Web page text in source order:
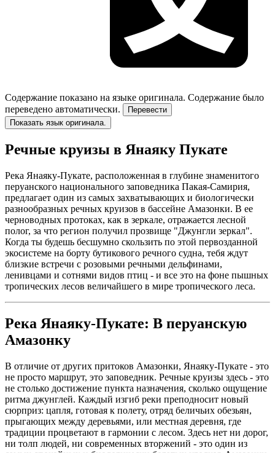
Содержание показано на языке оригинала. Содержание было
переведено автоматически.
Перевести
Показать язык оригинала.
Речные круизы в Янаяку Пукате
Река Янаяку-Пукате, расположенная в глубине знаменитого
перуанского национального заповедника Пакая-Самирия,
предлагает один из самых захватывающих и биологически
разнообразных речных круизов в бассейне Амазонки. В ее
черноводных протоках, как в зеркале, отражается лесной
полог, за что регион получил прозвище "Джунгли зеркал".
Когда ты будешь бесшумно скользить по этой первозданной
экосистеме на борту бутикового речного судна, тебя ждут
близкие встречи с розовыми речными дельфинами,
ленивцами и сотнями видов птиц - и все это на фоне пышных
тропических лесов величайшего в мире тропического леса.
Река Янаяку-Пукате: В перуанскую
Амазонку
В отличие от других притоков Амазонки, Янаяку-Пукате - это
не просто маршрут, это заповедник. Речные круизы здесь - это
не столько достижение пункта назначения, сколько ощущение
ритма джунглей. Каждый изгиб реки преподносит новый
сюрприз: цапля, готовая к полету, отряд беличьих обезьян,
прыгающих между деревьями, или местная деревня, где
традиции процветают в гармонии с лесом. Здесь нет ни дорог,
ни толп людей, ни современных вторжений - это один из